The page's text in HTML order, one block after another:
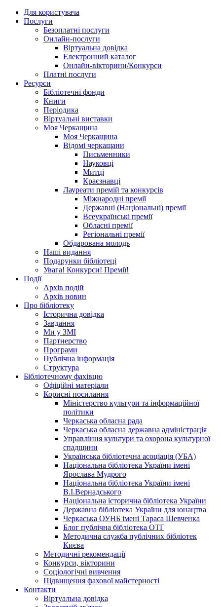
Для користувача
Послуги
Безоплатні послуги
Онлайн-послуги
Віртуальна довідка
Електронний каталог
Онлайн-вікторини/Конкурси
Платні послуги
Ресурси
Бібліотечні фонди
Книги
Періодика
Віртуальні виставки
Моя Черкащина
Моя Черкащина
Відомі черкащани
Письменники
Науковці
Митці
Краєзнавці
Лауреати премій та конкурсів
Міжнародні премії
Державні (Національні) премії
Всеукраїнські премії
Обласні премії
Регіональні премії
Обдарована молодь
Наші видання
Подарунки бібліотеці
Увага! Конкурси! Премії!
Події
Архів подій
Архів новин
Про бібліотеку
Історична довідка
Завдання
Ми у ЗМІ
Партнерство
Програми
Публічна інформація
Структура
Бібліотечному фахівцю
Офіційні матеріали
Корисні посилання
Міністерство культури та інформаційної
політики
Черкаська обласна рада
Черкаська обласна державна адміністрація
Управління культури та охорона культурної
спадщини
Українська бібліотечна асоціація (УБА)
Національна бібліотека України імені
Ярослава Мудрого
Національна бібліотека України імені
В.І.Вернадського
Національна історична бібліотека України
Державна бібліотека України для юнацтва
Черкаська ОУНБ імені Тараса Шевченка
Блог публічна бібліотека ОТГ
Методична служба публічних бібліотек
Києва
Методичні рекомендації
Конкурси, вікторини
Соціологічні вивчення
Підвищення фахової майстерності
Контакти
Віртуальна довідка